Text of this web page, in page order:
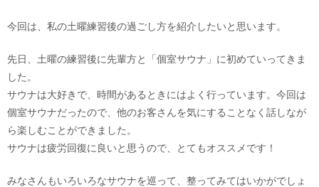
今回は、私の土曜練習後の過ごし方を紹介したいと思います。
先日、土曜の練習後に先輩方と「個室サウナ」に初めていってきま
した。
サウナは大好きで、時間があるときにはよく行っています。今回は
個室サウナだったので、他のお客さんを気にすることなく話しなが
ら楽しむことができました。
サウナは疲労回復に良いと思うので、とてもオススメです！
みなさんもいろいろなサウナを巡って、整ってみてはいかがでしょ